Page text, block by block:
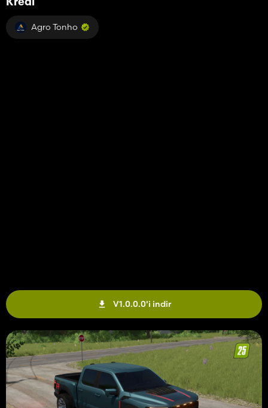
Kredi
Agro Tonho
V1.0.0.0'i indir